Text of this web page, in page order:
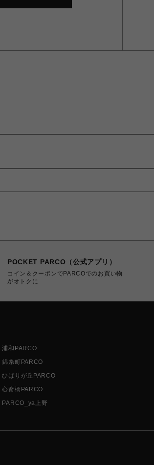
POCKET PARCO（公式アプリ）
コイン＆クーポンでPARCOでのお買い物
がオトクに
浦和PARCO
錦糸町PARCO
ひばりが丘PARCO
心斎橋PARCO
PARCO_ya上野